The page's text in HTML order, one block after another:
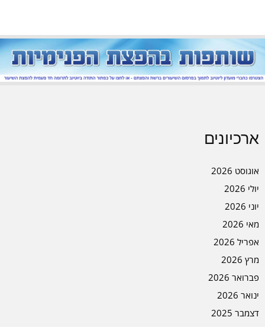
ארכיונים
אוגוסט 2026
יולי 2026
יוני 2026
מאי 2026
אפריל 2026
מרץ 2026
פברואר 2026
ינואר 2026
דצמבר 2025